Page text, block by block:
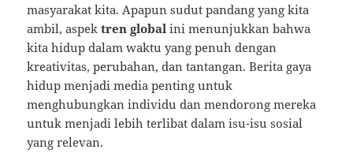
masyarakat kita. Apapun sudut pandang yang kita
ambil, aspektren global ini menunjukkan bahwa
kita hidup dalam waktu yang penuh dengan
kreativitas, perubahan, dan tantangan. Berita gaya
hidup menjadi media penting untuk
menghubungkan individu dan mendorong mereka
untuk menjadi lebih terlibat dalam isu-isu sosial
yang relevan.